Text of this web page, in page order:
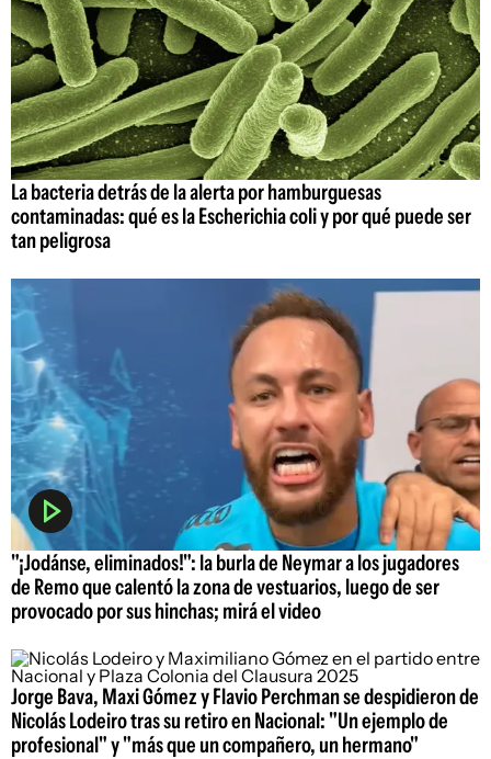
La bacteria detrás de la alerta por hamburguesas
contaminadas: qué es la Escherichia coli y por qué puede ser
tan peligrosa
"¡Jodánse, eliminados!": la burla de Neymar a los jugadores
de Remo que calentó la zona de vestuarios, luego de ser
provocado por sus hinchas; mirá el video
Jorge Bava, Maxi Gómez y Flavio Perchman se despidieron de
Nicolás Lodeiro tras su retiro en Nacional: "Un ejemplo de
profesional" y "más que un compañero, un hermano"